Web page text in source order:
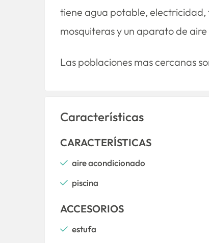
tiene agua potable, electricidad,
mosquiteras y un aparato de
Las poblaciones mas cercanas
Características
CARACTERÍSTICAS
aire acondicionado
piscina
ACCESORIOS
estufa